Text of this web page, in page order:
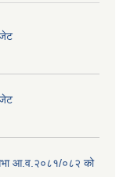
आ.व.२०८१/०८२ को